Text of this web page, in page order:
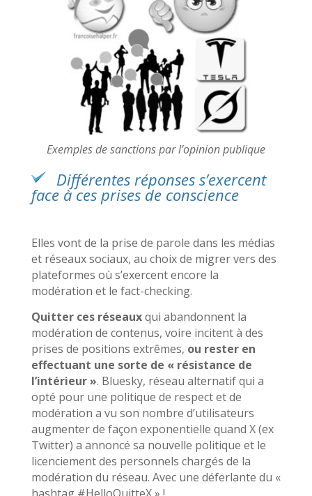
Exemples de sanctions par l’opinion publique
Différentes réponses s’exercent
face à ces prises de conscience
Elles vont de la prise de parole dans les médias
et réseaux sociaux, au choix de migrer vers des
plateformes où s’exercent encore la
modération et le fact-checking.
Quitter ces réseauxqui abandonnent la
modération de contenus, voire incitent à des
prises de positions extrêmes, ou rester en
effectuant une sorte de « résistance de
l’intérieur ». Bluesky, réseau alternatif qui a
opté pour une politique de respect et de
modération a vu son nombre d’utilisateurs
augmenter de façon exponentielle quand X (ex
Twitter) a annoncé sa nouvelle politique et le
licenciement des personnels chargés de la
modération du réseau. Avec une déferlante du «